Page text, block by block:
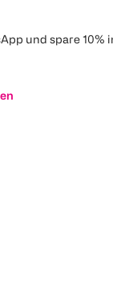
und spare 10%